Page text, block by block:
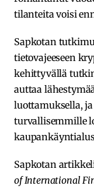
tilanteita voisi
Sapkotan
tietovajeeseen
kehittyvällä
auttaa
luottamuksella,
turvallisemmille
Sapkotan
of International